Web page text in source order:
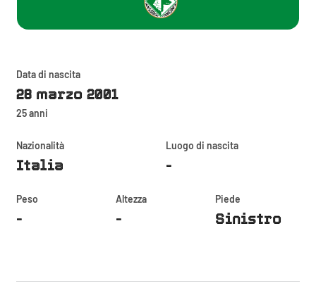
Data di nascita
28 marzo 2001
25 anni
Nazionalità
Italia
Luogo di nascita
-
Peso
-
Altezza
-
Piede
Sinistro